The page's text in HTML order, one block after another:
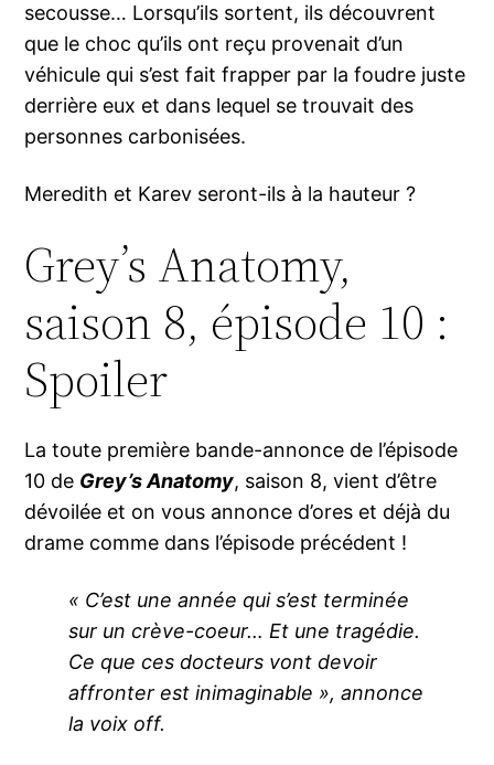
secousse… Lorsqu’ils sortent, ils découvrent
que le choc qu’ils ont reçu provenait d’un
véhicule qui s’est fait frapper par la foudre juste
derrière eux et dans lequel se trouvait des
personnes carbonisées.
Meredith et Karev seront-ils à la hauteur ?
Grey’s Anatomy,
saison 8, épisode 10 :
Spoiler
La toute première bande-annonce de l’épisode
10 de Grey’s Anatomy, saison 8, vient d’être
dévoilée et on vous annonce d’ores et déjà du
drame comme dans l’épisode précédent !
« C’est une année qui s’est terminée
sur un crève-coeur… Et une tragédie.
Ce que ces docteurs vont devoir
affronter est inimaginable », annonce
la voix off.